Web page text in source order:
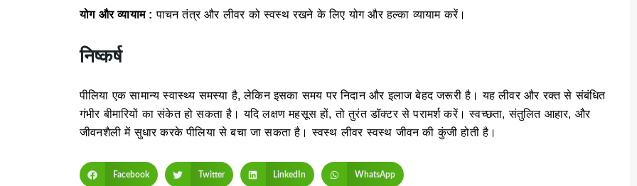
योग और व्यायाम :पाचन तंत्र और लीवर को स्वस्थ रखने के लिए योग और हल्का व्यायाम करें।
निष्कर्ष
पीलिया एक सामान्य स्वास्थ्य समस्या है, लेकिन इसका समय पर निदान और इलाज बेहद जरूरी है। यह लीवर और रक्त से संबंधित
गंभीर बीमारियों का संकेत हो सकता है। यदि लक्षण महसूस हों, तो तुरंत डॉक्टर से परामर्श करें। स्वच्छता, संतुलित आहार, और
जीवनशैली में सुधार करके पीलिया से बचा जा सकता है। स्वस्थ लीवर स्वस्थ जीवन की कुंजी होती है।
Facebook Twitter LinkedIn WhatsApp